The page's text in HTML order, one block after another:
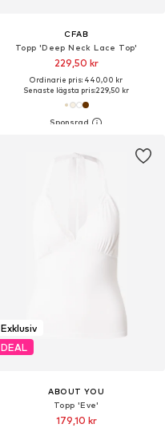
CFAB
Topp 'Deep Neck Lace Top'
229,50 kr
Ordinarie pris: 440,00 kr
Senaste lägsta pris:229,50 kr
Exklusiv
DEAL
ABOUT YOU
Topp 'Eve'
179,10 kr